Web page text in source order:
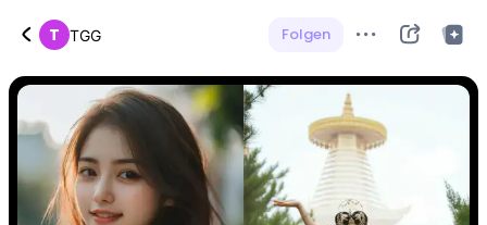
T TGG Folgen